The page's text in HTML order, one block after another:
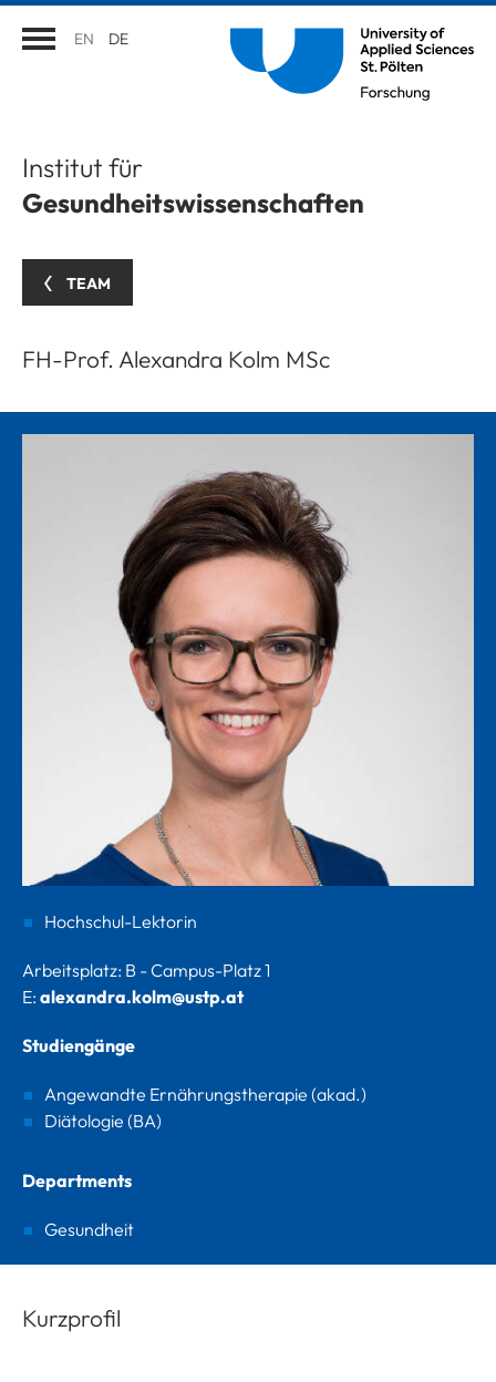
EN DE
Institut für
Gesundheitswissenschaften
TEAM
FH-Prof. Alexandra Kolm MSc
Hochschul-Lektorin
Arbeitsplatz: B - Campus-Platz 1
E: alexandra.kolm@ustp.at
Studiengänge
Angewandte Ernährungstherapie (akad.)
Diätologie (BA)
Departments
Gesundheit
Kurzprofil